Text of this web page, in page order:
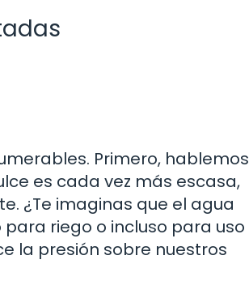
Primero, hablemos
es cada vez más escasa,
¿Te imaginas que el agua
riego o incluso para uso
la presión sobre nuestros